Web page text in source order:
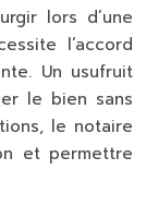
lors d’une
l’accord
Un usufruit
le bien sans
le notaire
et permettre